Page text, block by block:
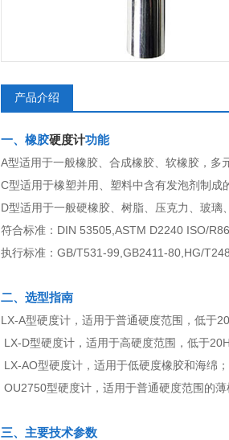
产品介绍
一、橡胶硬度计功能
A型适用于一般橡胶、合成橡胶、软橡胶，多
C型适用于橡塑并用、塑料中含有发泡剂制成
D型适用于一般硬橡胶、树脂、压克力、玻璃
符合标准：DIN 53505,ASTM D2240 ISO/
执行标准：GB/T531-99,GB2411-80,HG/
二、选型指南
LX-A型硬度计，适用于普通硬度范围，低于
LX-D型硬度计，适用于高硬度范围，低于
LX-AO型硬度计，适用于低硬度橡胶和海绵；
OU2750型硬度计，适用于普通硬度范围的
三、主要技术参数